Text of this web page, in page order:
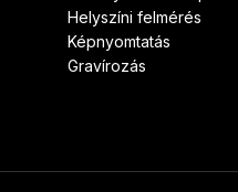
Helyszíni felmérés
Képnyomtatás
Gravírozás